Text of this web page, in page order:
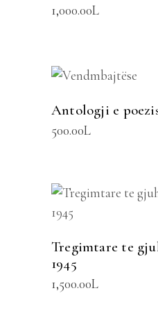
1,000.00L
SHTOJE
Antologji e
500.00L
Tregimtare te
1945
1,500.00L